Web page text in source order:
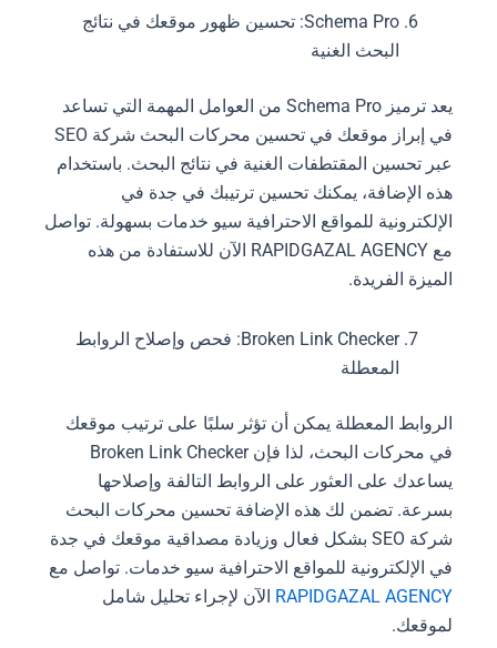
Schema Pro: تحسين ظهور موقعك في نتائج
البحث الغنية
يعد ترميز Schema Pro من العوامل المهمة التي تساعد
في إبراز موقعك في تحسين محركات البحث شركة SEO
عبر تحسين المقتطفات الغنية في نتائج البحث. باستخدام
هذه الإضافة، يمكنك تحسين ترتيبك في جدة في
الإلكترونية للمواقع الاحترافية سيو خدمات بسهولة. تواصل
مع RAPIDGAZAL AGENCY الآن للاستفادة من هذه
الميزة الفريدة.
Broken Link Checker: فحص وإصلاح الروابط
المعطلة
الروابط المعطلة يمكن أن تؤثر سلبًا على ترتيب موقعك
في محركات البحث، لذا فإن Broken Link Checker
يساعدك على العثور على الروابط التالفة وإصلاحها
بسرعة. تضمن لك هذه الإضافة تحسين محركات البحث
شركة SEO بشكل فعال وزيادة مصداقية موقعك في جدة
في الإلكترونية للمواقع الاحترافية سيو خدمات. تواصل مع
RAPIDGAZAL AGENCYالآن لإجراء تحليل شامل
لموقعك.